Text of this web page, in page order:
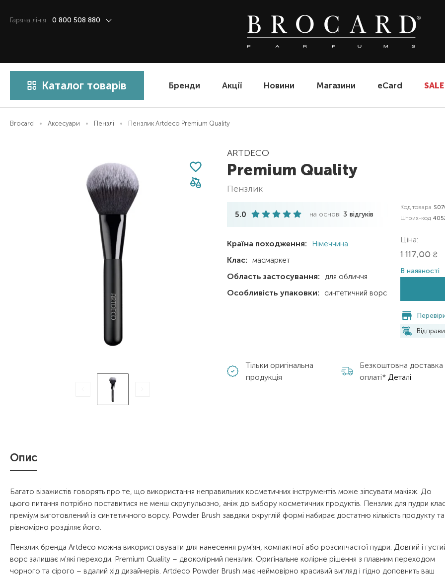
Гаряча лiнiя 0 800 508 880
Каталог товарів Бренди Акції Новини Магазини eCard SALE
Brocard Аксесуари Пензлі Пензлик Artdeco Premium Quality
ARTDECO
Premium Quality
пензлик
5.0 на основі 3 відгуків
Країна походження: Німеччина
Клас: масмаркет
Область застосування: для обличчя
Особливість упаковки: синтетичний ворс
Код товара
Штрих-код
Ціна:
1 117,00₴
В наявності
Тільки оригінальна
продукція
Безкоштовна
оплаті* Деталі
Опис
Багато візажистів говорять про те, що використання неправильних косметичних інструментів може зіпсувати макіяж. До
цього питання потрібно поставитися не менш скрупульозно, аніж до вибору косметичних продуктів. Пензлик для пудри
преміум виготовлений із синтетичного ворсу. Powder Brush завдяки округлій формі набирає достатню кількість продукту та
рівномірно розділяє його.
Пензлик бренда Artdeco можна використовувати для нанесення рум'ян, компактної або розсипчастої пудри. Довгий і
ворс залишає м'які переходи. Premium Quality – двоколірний пензлик. Оригінальне колірне рішення з плавним переходом
чорного та сірого – вдалий хід дизайнерів. Artdeco Powder Brush має неймовірно красивий вигляд і гідно доповнить ваш